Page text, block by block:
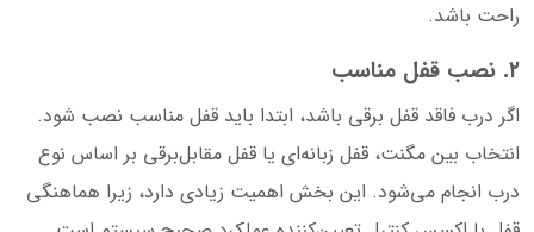
راحت باشد.
۲. نصب قفل مناسب
اگر درب فاقد قفل برقی باشد، ابتدا باید قفل مناسب نصب شود.
انتخاب بین مگنت، قفل زبانه‌ای یا قفل مقابل‌برقی بر اساس نوع
درب انجام می‌شود. این بخش اهمیت زیادی دارد، زیرا هماهنگی